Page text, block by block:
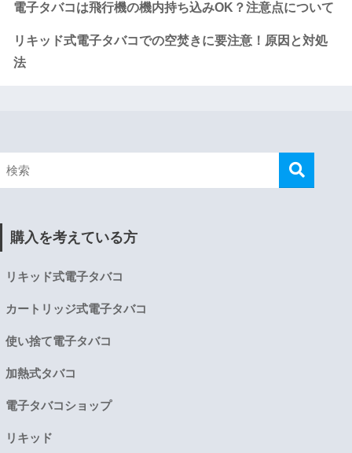
電子タバコは飛行機の機内持ち込みOK？注意点について
リキッド式電子タバコでの空焚きに要注意！原因と対処
法
購入を考えている方
リキッド式電子タバコ
カートリッジ式電子タバコ
使い捨て電子タバコ
加熱式タバコ
電子タバコショップ
リキッド